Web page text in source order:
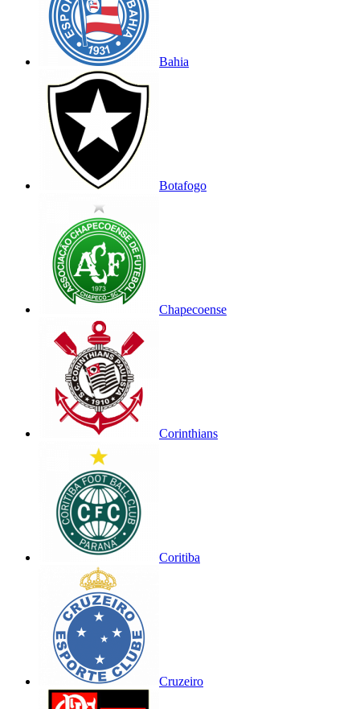
Bahia
Botafogo
Chapecoense
Corinthians
Coritiba
Cruzeiro